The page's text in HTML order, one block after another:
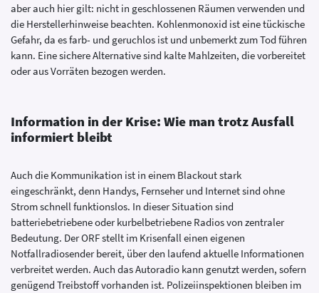
aber auch hier gilt: nicht in geschlossenen Räumen verwenden und
die Herstellerhinweise beachten. Kohlenmonoxid ist eine tückische
Gefahr, da es farb- und geruchlos ist und unbemerkt zum Tod führen
kann. Eine sichere Alternative sind kalte Mahlzeiten, die vorbereitet
oder aus Vorräten bezogen werden.
Information in der Krise: Wie man trotz Ausfall
informiert bleibt
Auch die Kommunikation ist in einem Blackout stark
eingeschränkt, denn Handys, Fernseher und Internet sind ohne
Strom schnell funktionslos. In dieser Situation sind
batteriebetriebene oder kurbelbetriebene Radios von zentraler
Bedeutung. Der ORF stellt im Krisenfall einen eigenen
Notfallradiosender bereit, über den laufend aktuelle Informationen
verbreitet werden. Auch das Autoradio kann genutzt werden, sofern
genügend Treibstoff vorhanden ist. Polizeiinspektionen bleiben im